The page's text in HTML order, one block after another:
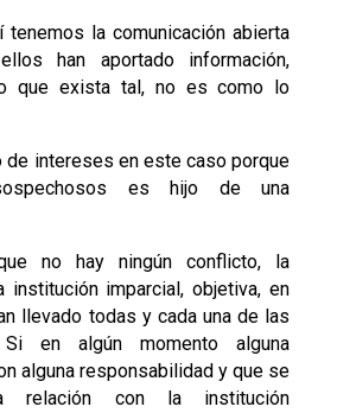
tenemos la comunicación abierta
han aportado información,
que exista tal, no es como lo
de intereses en este caso porque
es hijo de una
no hay ningún conflicto, la
institución imparcial, objetiva, en
llevado todas y cada una de las
Si en algún momento alguna
alguna responsabilidad y que se
relación con la institución